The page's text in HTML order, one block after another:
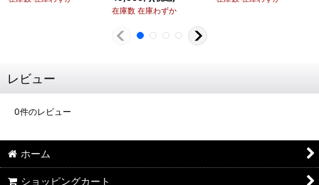
在庫数 在庫わずか
レビュー
0件のレビュー
ホーム
ショッピングカート